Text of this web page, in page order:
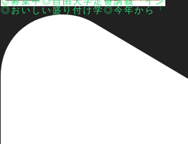
◎おいしい盛り付け学◎今年から「